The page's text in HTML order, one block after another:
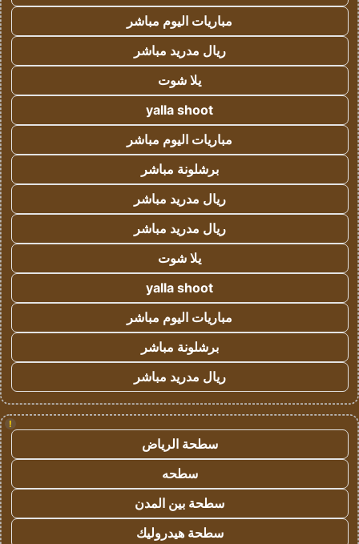
مباريات اليوم مباشر
ريال مدريد مباشر
يلا شوت
yalla shoot
مباريات اليوم مباشر
برشلونة مباشر
ريال مدريد مباشر
ريال مدريد مباشر
يلا شوت
yalla shoot
مباريات اليوم مباشر
برشلونة مباشر
ريال مدريد مباشر
!
سطحة الرياض
سطحه
سطحة بين المدن
سطحة هيدروليك